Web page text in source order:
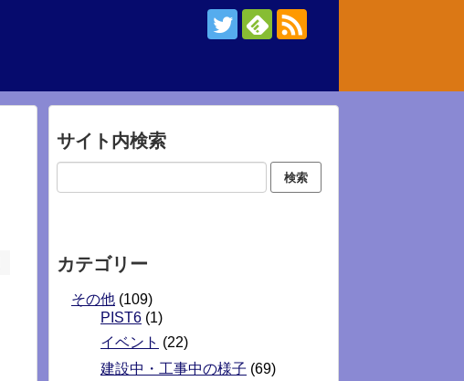
サイト内検索
カテゴリー
その他 (109)
PIST6 (1)
イベント (22)
建設中・工事中の様子 (69)